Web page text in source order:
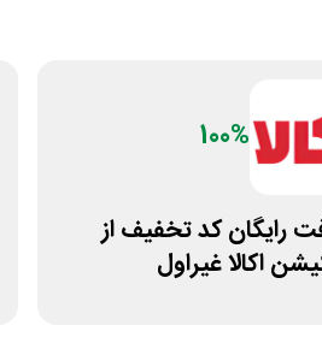
100%
رایگان کد تخفیف از
اکالا غیراول